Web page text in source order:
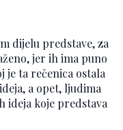
dijelu predstave, za
jer ih ima puno
je ta rečenica ostala
a opet, ljudima
ideja koje predstava